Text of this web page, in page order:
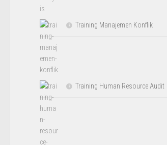
Training Manajemen Konflik
Training Human Resource Audit